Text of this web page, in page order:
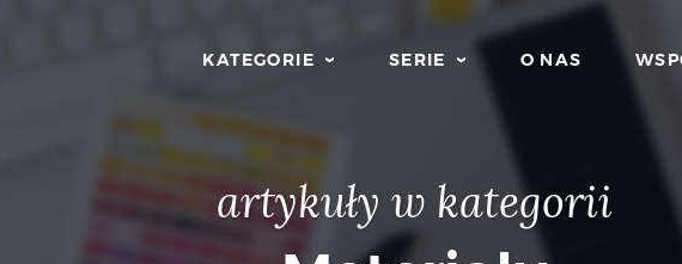
KATEGORIE SERIE O NAS
artykuły w kategorii